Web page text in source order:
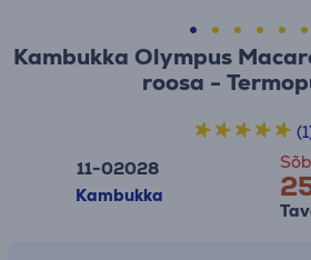
Kambukka Olympus
roosa -
11-02028
Kambukka